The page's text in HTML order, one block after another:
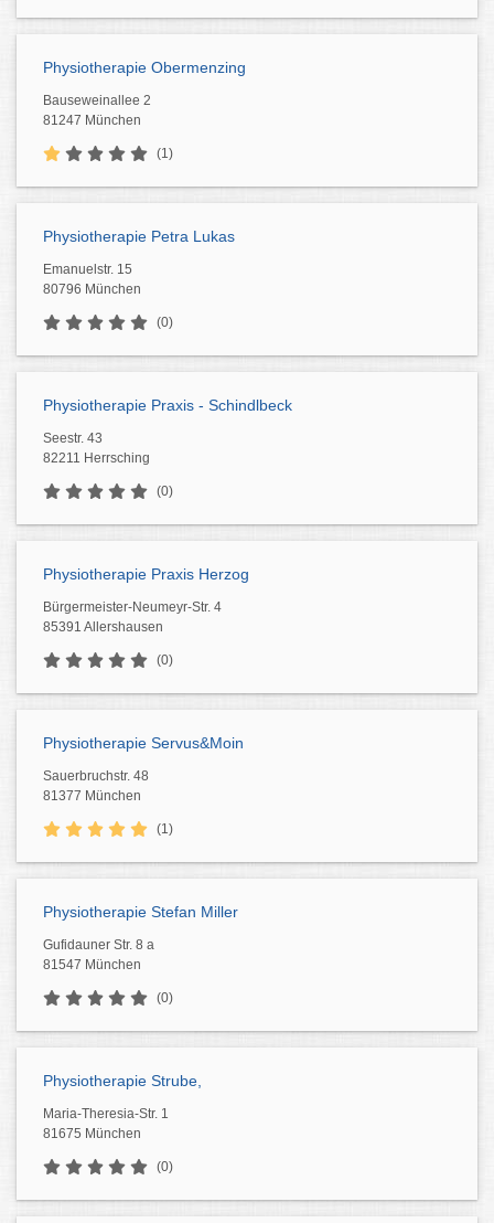
Physiotherapie Obermenzing
Bauseweinallee 2
81247 München
(1)
Physiotherapie Petra Lukas
Emanuelstr. 15
80796 München
(0)
Physiotherapie Praxis - Schindlbeck
Seestr. 43
82211 Herrsching
(0)
Physiotherapie Praxis Herzog
Bürgermeister-Neumeyr-Str. 4
85391 Allershausen
(0)
Physiotherapie Servus&Moin
Sauerbruchstr. 48
81377 München
(1)
Physiotherapie Stefan Miller
Gufidauner Str. 8 a
81547 München
(0)
Physiotherapie Strube,
Maria-Theresia-Str. 1
81675 München
(0)